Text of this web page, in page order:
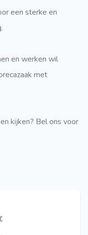
een sterke en
en werken wil
met
kijken? Bel ons voor